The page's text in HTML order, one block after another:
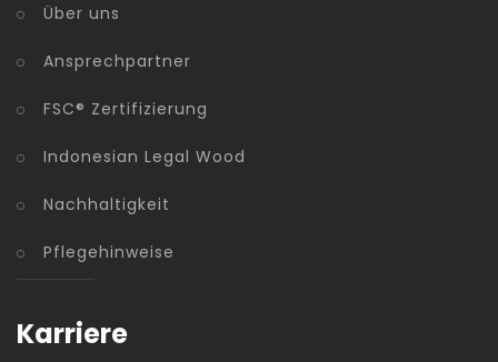
Über uns
Ansprechpartner
FSC® Zertifizierung
Indonesian Legal Wood
Nachhaltigkeit
Pflegehinweise
Karriere